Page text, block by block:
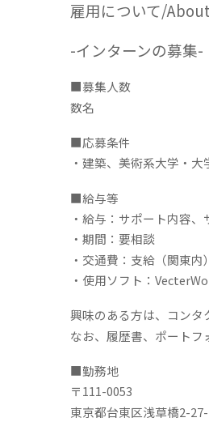
雇用について/
-インターンの募集-
■募集人数
数名
■応募条件
・建築、美術系大学・
■給与等
・給与：サポート内容
・期間：要相談
・交通費：支給（関東内）
・使用ソフト：
興味のある方は、コンタ
なお、履歴書、ポートフ
■勤務地
〒111-0053
東京都台東区浅草橋2-